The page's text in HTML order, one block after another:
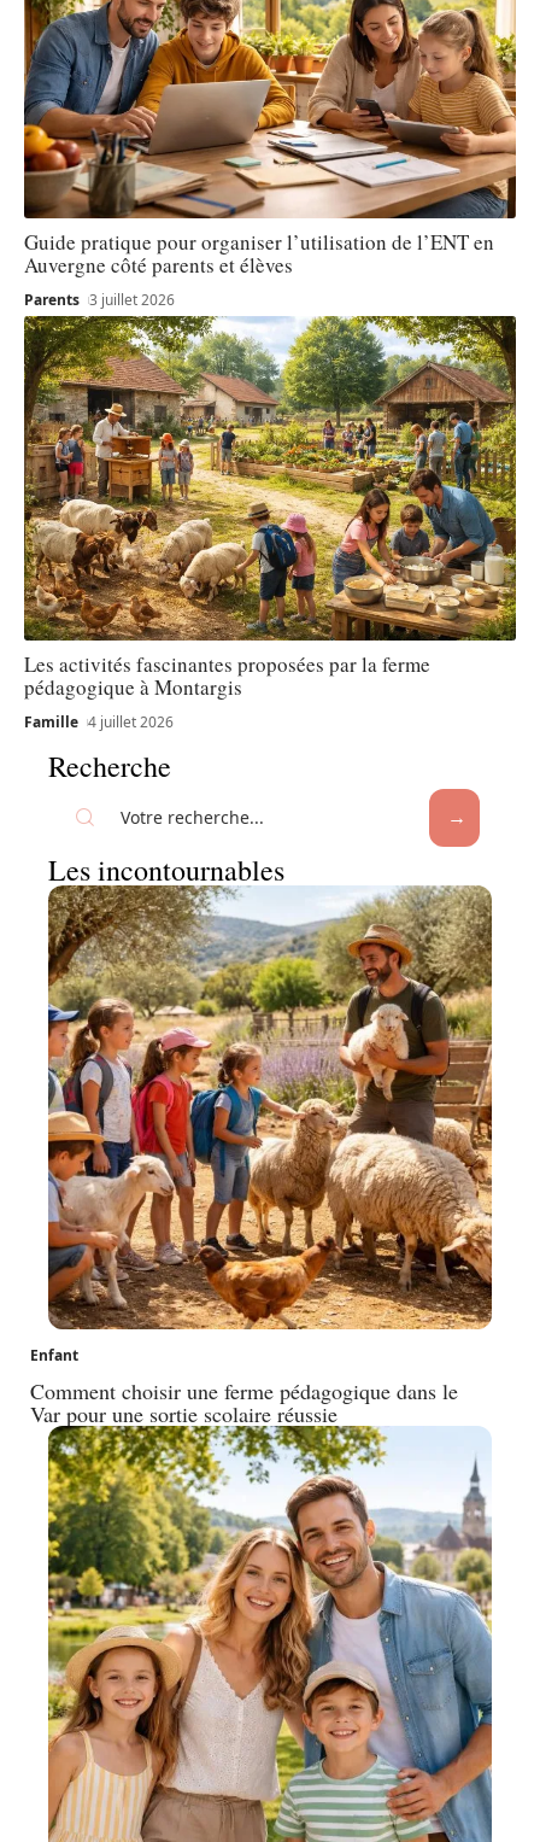
Guide pratique pour organiser l’utilisation de l’ENT en
Auvergne côté parents et élèves
Parents 3 juillet 2026
Les activités fascinantes proposées par la ferme
pédagogique à Montargis
Famille 4 juillet 2026
Recherche
Les incontournables
Enfant
Comment choisir une ferme pédagogique dans le
Var pour une sortie scolaire réussie